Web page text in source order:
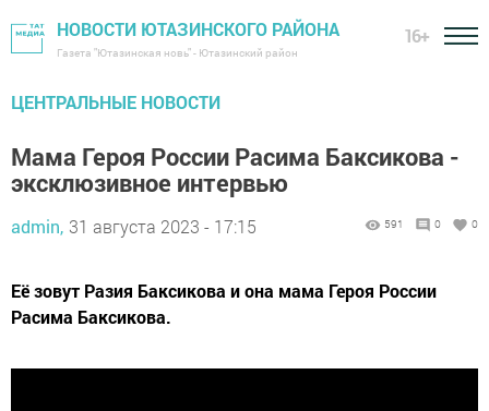
НОВОСТИ ЮТАЗИНСКОГО РАЙОНА
Газета "Ютазинская новь" - Ютазинский район
16+
ЦЕНТРАЛЬНЫЕ НОВОСТИ
Мама Героя России Расима Баксикова -
эксклюзивное интервью
admin, 31 августа 2023 - 17:15 591 0 0
Её зовут Разия Баксикова и она мама Героя России
Расима Баксикова.